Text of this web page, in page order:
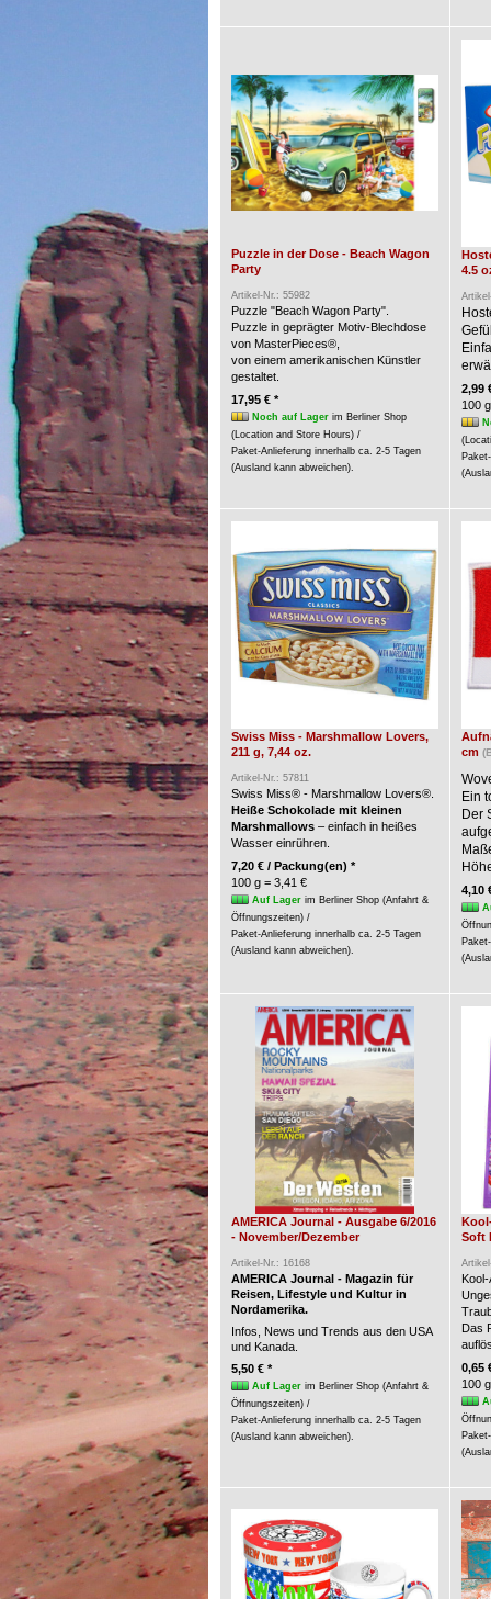
Puzzle in der Dose - Beach Wagon
Party
Artikel-Nr.: 55982
Puzzle "Beach Wagon Party".
Puzzle in geprägter Motiv-Blechdose
von MasterPieces®,
von einem amerikanischen Künstler
gestaltet.
17,95 € *
Noch auf Lagerim Berliner Shop
(Location and Store Hours) /
Paket-Anlieferung innerhalb ca. 2-5 Tagen
(Ausland kann abweichen).
4.5
2,99
100
Swiss Miss - Marshmallow Lovers,
211 g, 7,44 oz.
Artikel-Nr.: 57811
Swiss Miss® - Marshmallow Lovers®.
Heiße Schokolade mit kleinen
Marshmallows– einfach in heißes
Wasser einrühren.
7,20 € / Packung(en) *
100 g = 3,41 €
Auf Lagerim Berliner Shop (Anfahrt &
Öffnungszeiten) /
Paket-Anlieferung innerhalb ca. 2-5 Tagen
(Ausland kann abweichen).
cm
Ein
Der
4,10
AMERICA Journal - Ausgabe 6/2016
- November/Dezember
Artikel-Nr.: 16168
AMERICA Journal - Magazin für
Reisen, Lifestyle und Kultur in
Nordamerika.
Infos, News und Trends aus den USA
und Kanada.
5,50 € *
Auf Lagerim Berliner Shop (Anfahrt &
Öffnungszeiten) /
Paket-Anlieferung innerhalb ca. 2-5 Tagen
(Ausland kann abweichen).
Soft
Das
0,65
100